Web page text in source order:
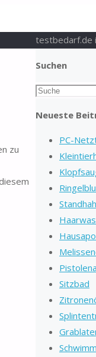
zu
Suchen
Suchen
Neueste
PC-
Sitzbad
testbedarf.de